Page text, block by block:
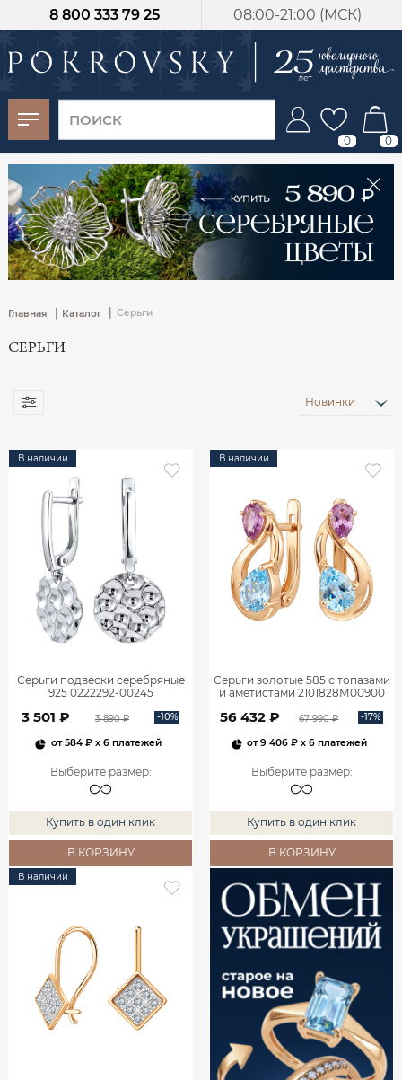
08:00-21:00 (МСК)
8 800 333 79 25
0 0
Главная | Каталог Серьги
СЕРЬГИ
Новинки
В наличии
Серьги подвески серебряные
925 0222292-00245
3 501 ₽ 3 890 ₽ -10%
от584 ₽x 6 платежей
Выберите размер:
Купить в один клик
В КОРЗИНУ
В наличии
Серьги золотые 585 с топазами
и аметистами 2101828М00900
56 432 ₽ 67 990 ₽ -17%
от9 406 ₽ x 6 платежей
Выберите размер:
Купить в один клик
В КОРЗИНУ
В наличии
-30%
от 15 дней с
момента оплаты